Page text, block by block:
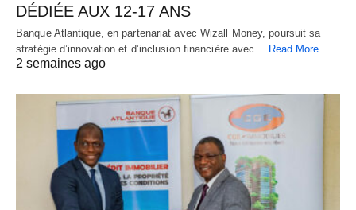
DÉDIÉE AUX 12-17 ANS
Banque Atlantique, en partenariat avec Wizall Money, poursuit sa
stratégie d’innovation et d’inclusion financière avec…
Read More
2 semaines ago